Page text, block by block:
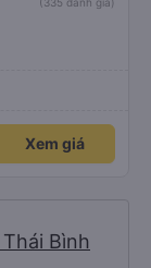
Xem giá
Bình